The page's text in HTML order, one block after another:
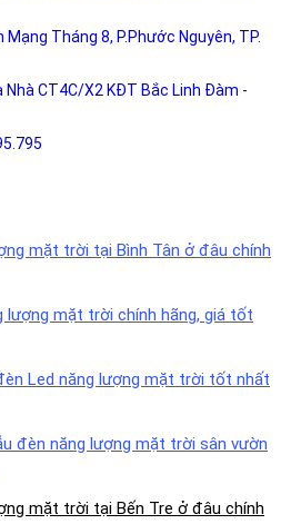
Mạng Tháng 8, P.Phước Nguyên, TP.
Nhà CT4C/X2 KĐT Bắc Linh Đàm -
mặt trời tại Bình Tân ở đâu chính
lượng mặt trời chính hãng, giá tốt
Led năng lượng mặt trời tốt nhất
đèn năng lượng mặt trời sân vườn
mặt trời tại Bến Tre ở đâu chính